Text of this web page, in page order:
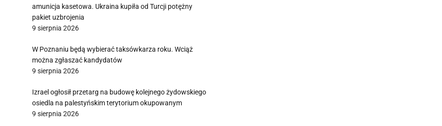
amunicja kasetowa. Ukraina kupiła od Turcji potężny
pakiet uzbrojenia
9 sierpnia 2026
W Poznaniu będą wybierać taksówkarza roku. Wciąż
można zgłaszać kandydatów
9 sierpnia 2026
Izrael ogłosił przetarg na budowę kolejnego żydowskiego
osiedla na palestyńskim terytorium okupowanym
9 sierpnia 2026